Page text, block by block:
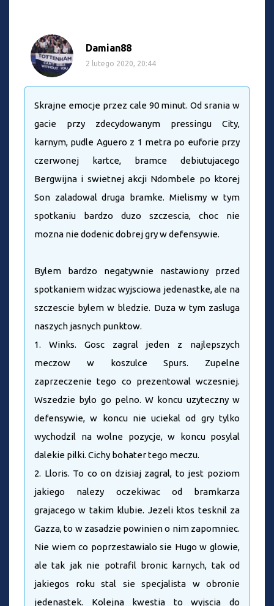
Damian88
2 lutego 2020, 20:44
Skrajne emocje przez cale 90 minut. Od srania w
gacie przy zdecydowanym pressingu City,
karnym, pudle Aguero z 1 metra po euforie przy
czerwonej kartce, bramce debiutujacego
Bergwijna i swietnej akcji Ndombele po ktorej
Son zaladowal druga bramke. Mielismy w tym
spotkaniu bardzo duzo szczescia, choc nie
mozna nie dodenic dobrej gry w defensywie.
Bylem bardzo negatywnie nastawiony przed
spotkaniem widzac wyjsciowa jedenastke, ale na
szczescie bylem w bledzie. Duza w tym zasluga
naszych jasnych punktow.
1. Winks. Gosc zagral jeden z najlepszych
meczow w koszulce Spurs. Zupelne
zaprzeczenie tego co prezentowal wczesniej.
Wszedzie bylo go pelno. W koncu uzyteczny w
defensywie, w koncu nie uciekal od gry tylko
wychodzil na wolne pozycje, w koncu posylal
dalekie pilki. Cichy bohater tego meczu.
2. Lloris. To co on dzisiaj zagral, to jest poziom
jakiego nalezy oczekiwac od bramkarza
grajacego w takim klubie. Jezeli ktos tesknil za
Gazza, to w zasadzie powinien o nim zapomniec.
Nie wiem co poprzestawialo sie Hugo w glowie,
ale tak jak nie potrafil bronic karnych, tak od
jakiegos roku stal sie specjalista w obronie
jedenastek. Kolejna kwestia to wyjscia do